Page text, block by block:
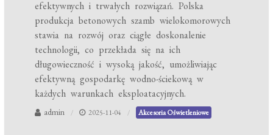
efektywnych i trwałych rozwiązań. Polska
produkcja betonowych szamb wielokomorowych
stawia na rozwój oraz ciągłe doskonalenie
technologii, co przekłada się na ich
długowieczność i wysoką jakość, umożliwiając
efektywną gospodarkę wodno-ściekową w
każdych warunkach eksploatacyjnych.
admin 2025-11-04 Akcesoria Oświetleniowe